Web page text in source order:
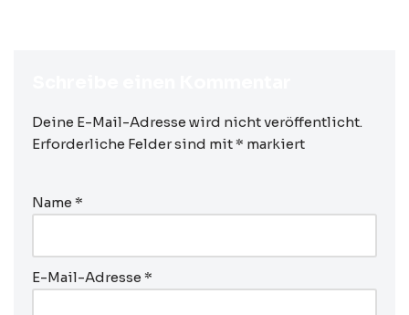
Deine E-Mail-Adresse wird nicht veröffentlicht.
Erforderliche Felder sind mit * markiert
Name *
E-Mail-Adresse *